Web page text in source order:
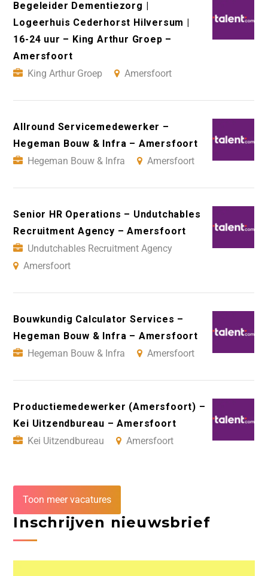
Begeleider Dementiezorg |
Logeerhuis Cederhorst Hilversum |
16-24 uur – King Arthur Groep –
Amersfoort
King Arthur Groep
Amersfoort
Allround Servicemedewerker –
Hegeman Bouw & Infra – Amersfoort
Hegeman Bouw & Infra
Amersfoort
Senior HR Operations – Undutchables
Recruitment Agency – Amersfoort
Undutchables Recruitment Agency
Amersfoort
Bouwkundig Calculator Services –
Hegeman Bouw & Infra – Amersfoort
Hegeman Bouw & Infra
Amersfoort
Productiemedewerker (Amersfoort) –
Kei Uitzendbureau – Amersfoort
Kei Uitzendbureau
Amersfoort
Toon meer vacatures
Inschrijven nieuwsbrief